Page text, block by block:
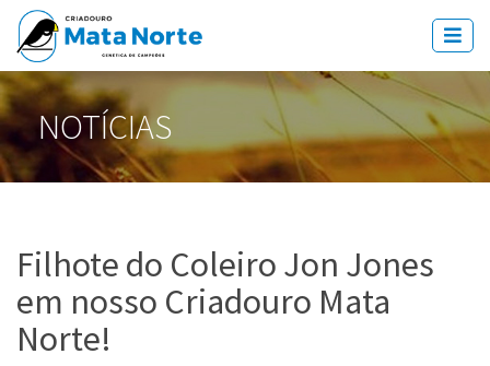
NOTÍCIAS
Filhote do Coleiro Jon Jones
em nosso Criadouro Mata
Norte!